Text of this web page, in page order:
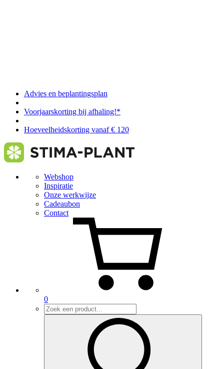
Advies en beplantingsplan
Voorjaarskorting bij afhaling!*
Hoeveelheidskorting vanaf € 120
Webshop
Inspiratie
Onze werkwijze
Cadeaubon
Contact
0